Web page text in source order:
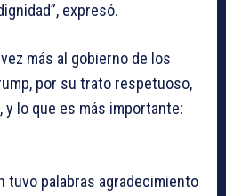
expresó.
más al gobierno de los
por su trato respetuoso,
lo que es más importante:
tuvo palabras agradecimiento